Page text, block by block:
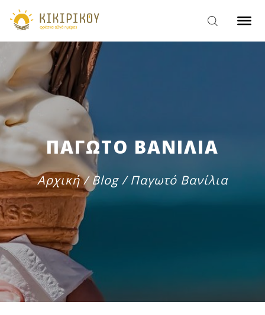
ΠΑΓΩΤΟ ΒΑΝΙΛΙΑ
Αρχική/Blog/Παγωτό Βανίλια